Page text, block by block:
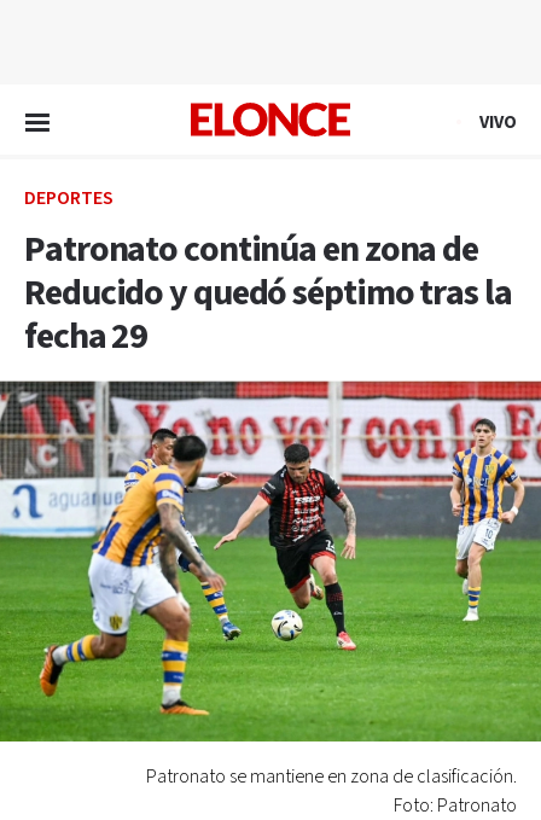
VIVO
DEPORTES
Patronato continúa en zona de
Reducido y quedó séptimo tras la
fecha 29
Patronato se mantiene en zona de clasificación.
Foto: Patronato